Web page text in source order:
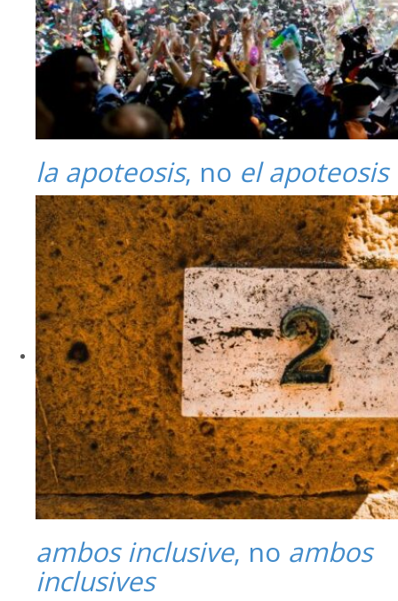
la apoteosis, no el apoteosis
ambos inclusive, no ambos
inclusives